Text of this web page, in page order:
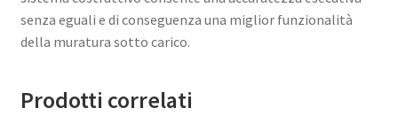
senza eguali e di conseguenza una miglior funzionalità
della muratura sotto carico.
Prodotti correlati